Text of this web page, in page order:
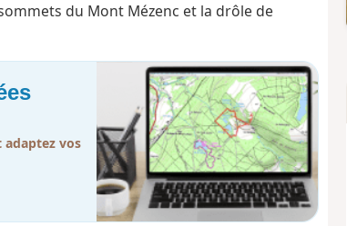
du Mont Mézenc et la drôle de
adaptez vos